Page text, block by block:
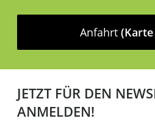
Anfahrt
JETZT FÜR DEN
ANMELDEN!